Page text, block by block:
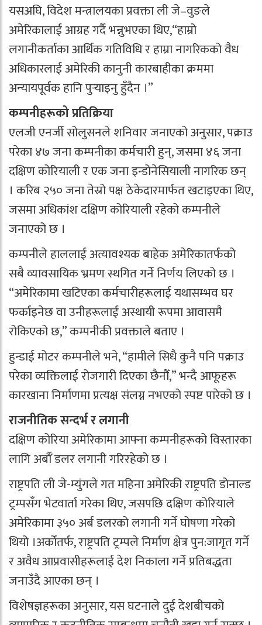
यसअघि, विदेश मन्त्रालयका प्रवक्ता ली जे–वुङले
अमेरिकालाई आग्रह गर्दै भन्नुभएका थिए,“हाम्रो
लगानीकर्ताका आर्थिक गतिविधि र हाम्रा नागरिकको वैध
अधिकारलाई अमेरिकी कानुनी कारबाहीका क्रममा
अन्यायपूर्वक हानि पुर्‍याइनु हुँदैन ।”
कम्पनीहरूको प्रतिक्रिया
एलजी एनर्जी सोलुसनले शनिवार जनाएको अनुसार, पक्राउ
परेका ४७ जना कम्पनीका कर्मचारी हुन्, जसमा ४६ जना
दक्षिण कोरियाली र एक जना इन्डोनेसियाली नागरिक छन्
। करिब २५० जना तेस्रो पक्ष ठेकेदारमार्फत खटाइएका थिए,
जसमा अधिकांश दक्षिण कोरियाली रहेको कम्पनीले
जनाएको छ ।
कम्पनीले हाललाई अत्यावश्यक बाहेक अमेरिकातर्फको
सबै व्यावसायिक भ्रमण स्थगित गर्ने निर्णय लिएको छ ।
“अमेरिकामा खटिएका कर्मचारीहरूलाई यथासम्भव घर
फर्काइनेछ वा उनीहरूलाई अस्थायी रूपमा आवासमै
रोकिएको छ,” कम्पनीकी प्रवक्ताले बताए ।
हुन्डाई मोटर कम्पनीले भने, “हामीले सिधै कुनै पनि पक्राउ
परेका व्यक्तिलाई रोजगारी दिएका छैनौँ,” भन्दै आफूहरू
कारखाना निर्माणमा प्रत्यक्ष संलग्न नभएको स्पष्ट पारेको छ ।
राजनीतिक सन्दर्भ र लगानी
दक्षिण कोरिया अमेरिकामा आफ्ना कम्पनीहरूको विस्तारका
लागि अर्बौँ डलर लगानी गरिरहेको छ ।
राष्ट्रपति ली जे-म्युंगले गत महिना अमेरिकी राष्ट्रपति डोनाल्ड
ट्रम्पसँग भेटवार्ता गरेका थिए, जसपछि दक्षिण कोरियाले
अमेरिकामा ३५० अर्ब डलरको लगानी गर्ने घोषणा गरेको
थियो ।अर्कोतर्फ, राष्ट्रपति ट्रम्पले निर्माण क्षेत्र पुन:जागृत गर्ने
र अवैध आप्रवासीहरूलाई देश निकाला गर्ने प्रतिबद्धता
जनाउँदै आएका छन् ।
विशेषज्ञहरूका अनुसार, यस घटनाले दुई देशबीचको